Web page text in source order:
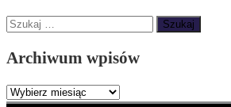
Szukaj:
Archiwum wpisów
Archiwum